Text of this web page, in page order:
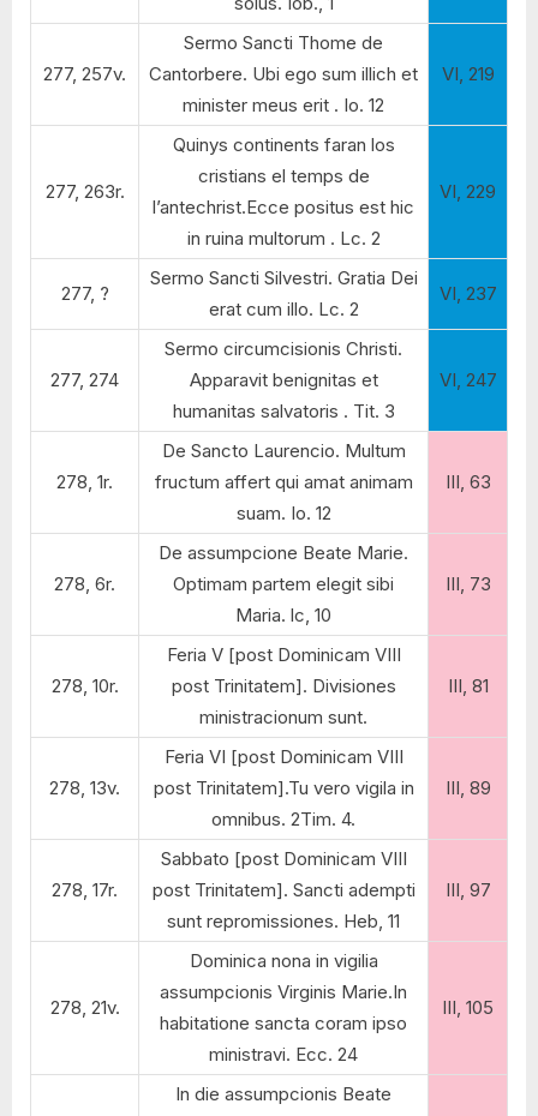
277, 257v.
Sermo Sancti Thome de
Cantorbere. Ubi ego sum illich et
minister meus erit . Io. 12
VI, 219
277, 263r.
Quinys continents faran los
cristians el temps de
l’antechrist.Ecce positus est hic
in ruina multorum . Lc. 2
VI, 229
277, ?
Sermo Sancti Silvestri. Gratia Dei
erat cum illo. Lc. 2
VI, 237
277, 274
Sermo circumcisionis Christi.
Apparavit benignitas et
humanitas salvatoris . Tit. 3
VI, 247
278, 1r.
De Sancto Laurencio. Multum
fructum affert qui amat animam
suam. Io. 12
III, 63
278, 6r.
De assumpcione Beate Marie.
Optimam partem elegit sibi
Maria. lc, 10
III, 73
278, 10r.
Feria V [post Dominicam VIII
post Trinitatem]. Divisiones
ministracionum sunt.
III, 81
278, 13v.
Feria VI [post Dominicam VIII
post Trinitatem].Tu vero vigila in
omnibus. 2Tim. 4.
III, 89
278, 17r.
Sabbato [post Dominicam VIII
post Trinitatem]. Sancti adempti
sunt repromissiones. Heb, 11
III, 97
278, 21v.
Dominica nona in vigilia
assumpcionis Virginis Marie.In
habitatione sancta coram ipso
ministravi. Ecc. 24
III, 105
In die assumpcionis Beate